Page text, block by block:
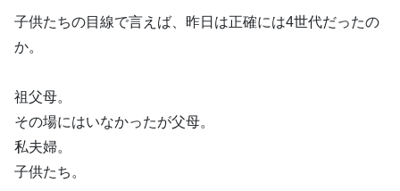
子供たちの目線で言えば、昨日は正確には4世代だったの
か。
祖父母。
その場にはいなかったが父母。
私夫婦。
子供たち。